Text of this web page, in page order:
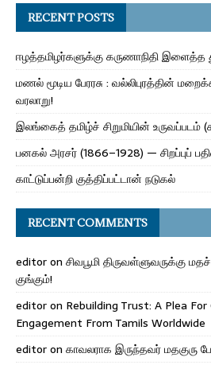
RECENT POSTS
ஈழத்தமிழர்களுக்கு கருணாநிதி இளைத்த
மணல் மூடிய பேரரசு : வல்லிபுரத்தின்
வரலாறு!
இலங்கைத் தமிழ்ச் சிறுமியின் உருவப்படம்
பனகல் அரசர் (1866–1928) — சிறப்புப்
காட்டுப்பன்றி குத்திப்பட்டான் நடுகல்
RECENT COMMENTS
editoron சிவபூமி திருவள்ளுவருக்கு
குங்கும்!
editoron Rebuilding Trust: A Plea
Engagement From Tamils Worldwide
editoron காவலராக இருந்தவர் மதகுரு